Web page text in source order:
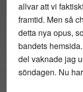
allvar att vi
framtid. Men så
detta nya opus,
bandets
del vaknade jag
söndagen. Nu